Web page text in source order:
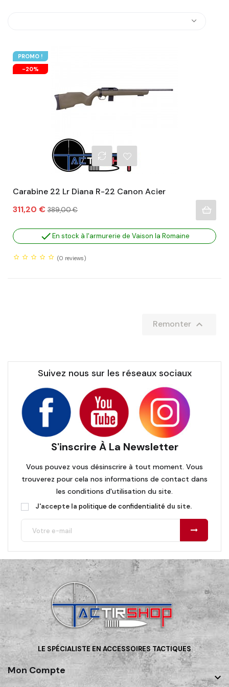
PROMO !
-20%
Carabine 22 Lr Diana R-22 Canon Acier
Prix
311,20 € Prix
389,00 €
En stock à l'armurerie de Vaison la Romaine
(0 reviews)
Remonter 
Suivez nous sur les réseaux sociaux
S'inscrire À La Newsletter
Vous pouvez vous désinscrire à tout moment. Vous
trouverez pour cela nos informations de contact dans
les conditions d'utilisation du site.
J'accepte la politique de confidentialité du site.
LE SPÉCIALISTE EN ACCESSOIRES TACTIQUES
Mon Compte
